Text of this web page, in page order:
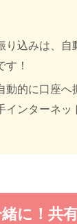
り込みは、自
す！
動的に口座へ
インターネッ
に！共